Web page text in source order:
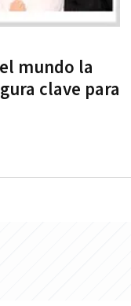
mundo la
clave para